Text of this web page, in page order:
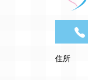
住所